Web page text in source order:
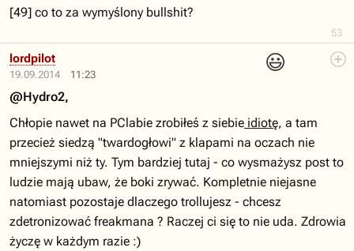
53
[49] co to za wymyślony bullshit?
19.09.2014 11:23
😃
lordpilot
@Hydro2,
Chłopie nawet na PClabie zrobiłeś z siebie idiotę, a tam
przecież siedzą "twardogłowi" z klapami na oczach nie
mniejszymi niż ty. Tym bardziej tutaj - co wysmażysz post to
ludzie mają ubaw, że boki zrywać. Kompletnie niejasne
natomiast pozostaje dlaczego trollujesz - chcesz
zdetronizować freakmana ? Raczej ci się to nie uda. Zdrowia
życzę w każdym razie :)